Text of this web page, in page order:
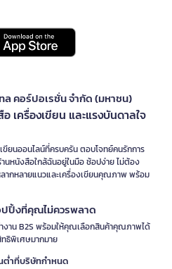
ล คอร์ปอเรชั่น จำกัด (มหาชน)
เครื่องเขียน และแรงบันดาลใจ
ขียนออนไลน์ที่ครบครัน ตอบโจทย์คนรักการ
นหนังสือใกล้ฉันอยู่ในมือ ช้อปง่าย ไม่ต้อง
ากหลายแนวและเครื่องเขียนคุณภาพ พร้อม
ปปิ้งที่คุณไม่ควรพลาด
งาน B2S พร้อมให้คุณเลือกสินค้าคุณภาพได้
ธิพิเศษมากมาย
ต่ำที่บริษัทกำหนด